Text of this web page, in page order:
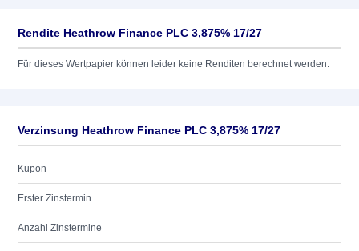
Rendite Heathrow Finance PLC 3,875% 17/27
Für dieses Wertpapier können leider keine Renditen berechnet werden.
Verzinsung Heathrow Finance PLC 3,875% 17/27
Kupon
Erster Zinstermin
Anzahl Zinstermine